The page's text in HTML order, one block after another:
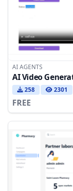
AI AGENTS
AI Video
258 2301
FREE